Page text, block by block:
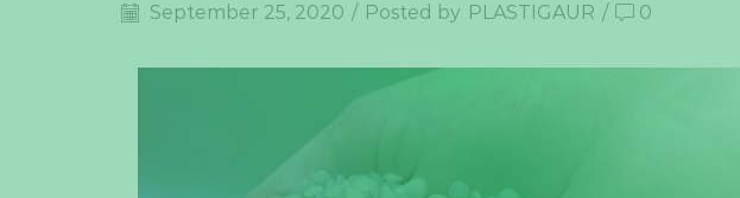
September 25, 2020 / Posted by PLASTIGAUR / 0